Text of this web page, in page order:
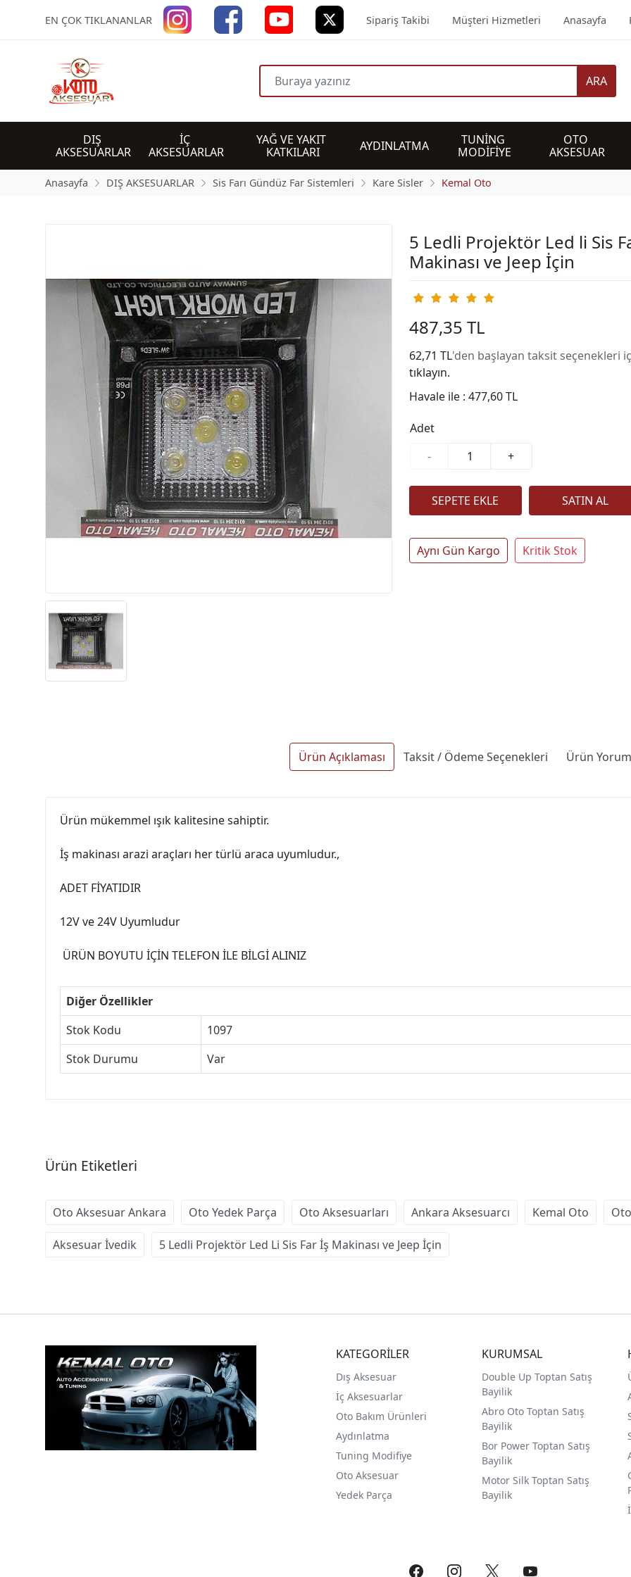
EN ÇOK TIKLANANLAR Sipariş Takibi Müşteri Hizmetleri Anasayfa
ARA
DIŞ
AKSESUARLAR
İÇ
AKSESUARLAR
YAĞ VE YAKIT
KATKILARI
AYDINLATMA
TUNİNG
MODİFİYE
OTO
AKSESUAR
Anasayfa DIŞ AKSESUARLAR Sis Farı Gündüz Far Sistemleri Kare Sisler Kemal Oto
5 Ledli Projektör Led li Sis
Makinası ve Jeep İçin
487,35 TL
62,71 TL'den başlayan taksit seçenekleri
tıklayın.
Havale ile : 477,60 TL
Adet
-
+
Aynı Gün Kargo Kritik Stok
Ürün Açıklaması Taksit / Ödeme Seçenekleri Ürün
Ürün mükemmel ışık kalitesine sahiptir.
İş makinası arazi araçları her türlü araca uyumludur.,
ADET FİYATIDIR
12V ve 24V Uyumludur
ÜRÜN BOYUTU İÇİN TELEFON İLE BİLGİ ALINIZ
Diğer Özellikler
Stok Kodu
1097
Stok Durumu
Var
Ürün Etiketleri
Oto Aksesuar Ankara Oto Yedek Parça Oto Aksesuarları Ankara Aksesuarcı Kemal Oto
Aksesuar İvedik 5 Ledli Projektör Led Li Sis Far İş Makinası ve Jeep İçin
KATEGORİLER
Dış Aksesuar
İç Aksesuarlar
Oto Bakım Ürünleri
Aydınlatma
Tuning Modifiye
Oto Aksesuar
Yedek Parça
KURUMSAL
Double Up Toptan Satış
Bayilik
Abro Oto Toptan Satış
Bayilik
Bor Power Toptan Satış
Bayilik
Motor Silk Toptan Satış
Bayilik